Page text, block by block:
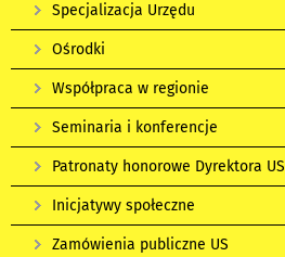
Specjalizacja Urzędu
Ośrodki
Współpraca w regionie
Seminaria i konferencje
Patronaty honorowe Dyrektora US
Inicjatywy społeczne
Zamówienia publiczne US